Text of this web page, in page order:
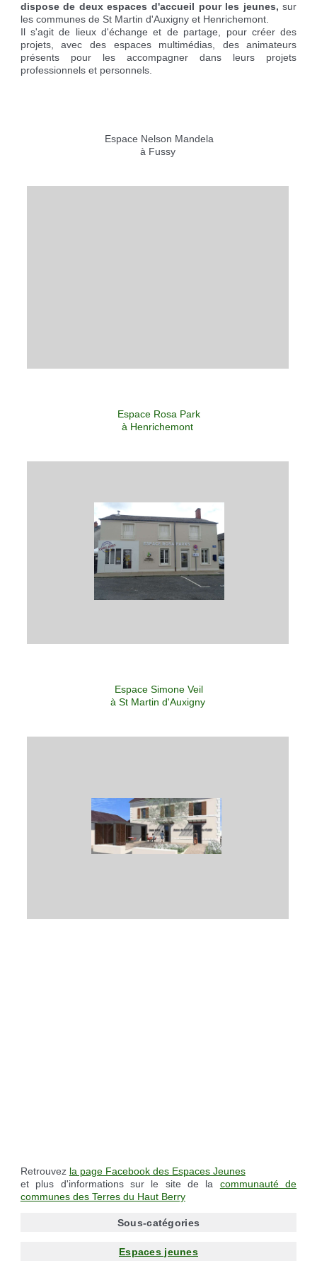
Déchèteries
Marches vertes
Recycleries
Lutter contre l'ambroisie
Etat civil
Cartes d'identité, passeport
Carte d'électeur
Livret de famille
Recensement militaire
Réservation de salles
Cimetière
Nos grands événements
Des projets
Aire pour camping-cars
Campings à proximité
Borne de recharge voiture électrique
dispose de deux espaces d'accueil pour les jeunes, sur
les communes de St Martin d'Auxigny et Henrichemont.
Il s'agit de lieux d'échange et de partage, pour créer des
projets, avec des espaces multimédias, des animateurs
présents pour les accompagner dans leurs projets
professionnels et personnels.
Espace Nelson Mandela
à Fussy
Espace Rosa Park
à Henrichemont
Espace Simone Veil
à St Martin d'Auxigny
Retrouvez la page Facebook des Espaces Jeunes
et plus d'informations sur le site de la communauté de
communes des Terres du Haut Berry
Sous-catégories
Espaces jeunes